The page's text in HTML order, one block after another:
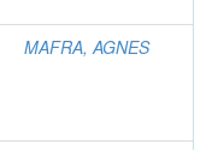
MAFRA, AGNES